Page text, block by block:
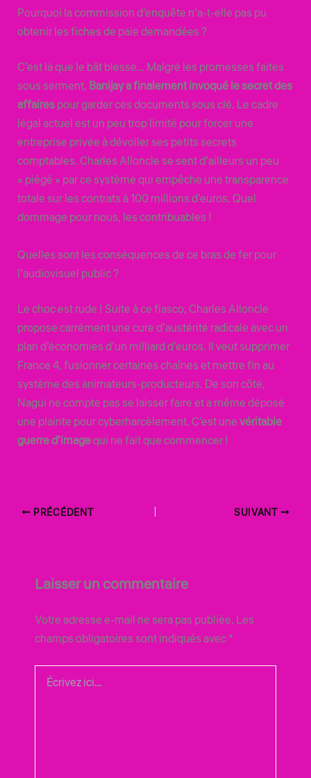
Pourquoi la commission d’enquête n’a-t-elle pas pu
obtenir les fiches de paie demandées ?
C’est là que le bât blesse… Malgré les promesses faites
sous serment, Banijay a finalement invoqué le secret des
affairespour garder ces documents sous clé. Le cadre
légal actuel est un peu trop limité pour forcer une
entreprise privée à dévoiler ses petits secrets
comptables. Charles Alloncle se sent d’ailleurs un peu
« piégé » par ce système qui empêche une transparence
totale sur les contrats à 100 millions d’euros. Quel
dommage pour nous, les contribuables !
Quelles sont les conséquences de ce bras de fer pour
l’audiovisuel public ?
Le choc est rude ! Suite à ce fiasco, Charles Alloncle
propose carrément une cure d’austérité radicale avec un
plan d’économies d’un milliard d’euros. Il veut supprimer
France 4, fusionner certaines chaînes et mettre fin au
système des animateurs-producteurs. De son côté,
Nagui ne compte pas se laisser faire et a même déposé
une plainte pour cyberharcèlement. C’est unevéritable
guerre d’imagequi ne fait que commencer !
PRÉCÉDENT SUIVANT
Laisser un commentaire
Votre adresse e-mail ne sera pas publiée. Les
champs obligatoires sont indiqués avec*
Écrivez
ici…